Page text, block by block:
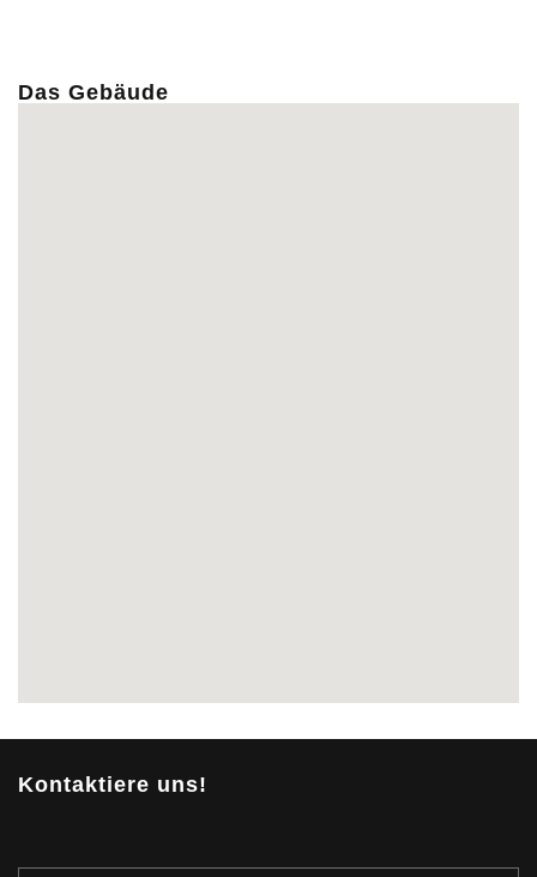
Das Gebäude
Kontaktiere uns!